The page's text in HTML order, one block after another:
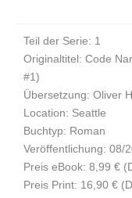
Teil der Serie: 1
Originaltitel: Code
#1)
Übersetzung: Oliver
Location: Seattle
Buchtyp: Roman
Veröffentlichung: 08/
Preis eBook: 8,99 €
Preis Print: 16,90 €